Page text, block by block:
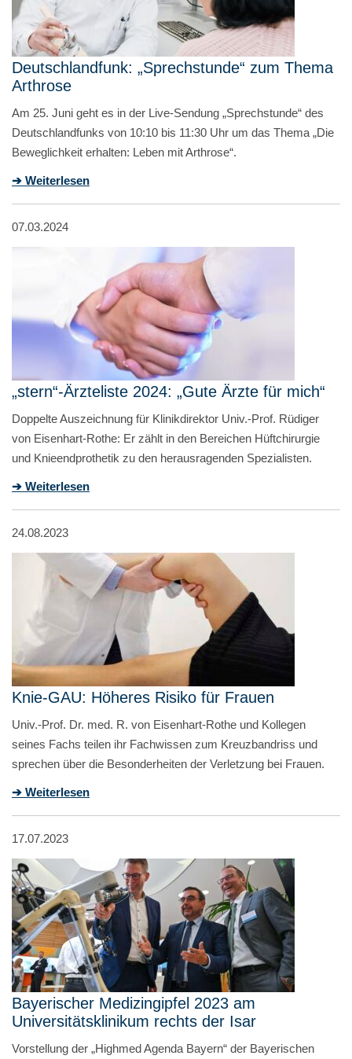
Deutschlandfunk: „Sprechstunde“ zum Thema
Arthrose
Am 25. Juni geht es in der Live-Sendung „Sprechstunde“ des
Deutschlandfunks von 10:10 bis 11:30 Uhr um das Thema „Die
Beweglichkeit erhalten: Leben mit Arthrose“.
➔ Weiterlesen
07.03.2024
„stern“-Ärzteliste 2024: „Gute Ärzte für mich“
Doppelte Auszeichnung für Klinikdirektor Univ.-Prof. Rüdiger
von Eisenhart-Rothe: Er zählt in den Bereichen Hüftchirurgie
und Knieendprothetik zu den herausragenden Spezialisten.
➔ Weiterlesen
24.08.2023
Knie-GAU: Höheres Risiko für Frauen
Univ.-Prof. Dr. med. R. von Eisenhart-Rothe und Kollegen
seines Fachs teilen ihr Fachwissen zum Kreuzbandriss und
sprechen über die Besonderheiten der Verletzung bei Frauen.
➔ Weiterlesen
17.07.2023
Bayerischer Medizingipfel 2023 am
Universitätsklinikum rechts der Isar
Vorstellung der „Highmed Agenda Bayern“ der Bayerischen